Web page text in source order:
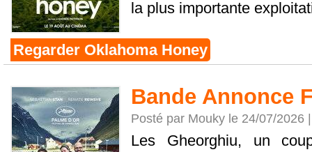
la plus importante
Regarder Oklahoma Honey
Bande Annonce
Posté par Mouky le 24/07/2026
Les Gheorghiu, un